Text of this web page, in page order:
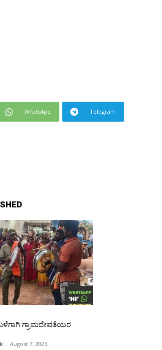
WhatsApp Telegram
ಗ್ರಾಮದೇವತೆಯರ
- August 7, 2026